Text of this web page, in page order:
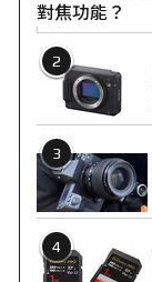
對焦功能？
2
3
4